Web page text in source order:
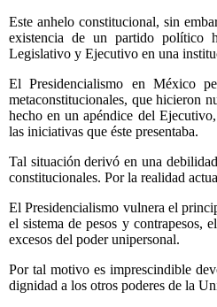
Este anhelo constitucional, sin
existencia de un partido político
Legislativo y Ejecutivo en una
El Presidencialismo en México
metaconstitucionales, que hicieron
hecho en un apéndice del
las iniciativas que éste presentaba.
Tal situación derivó en una
constitucionales. Por la realidad
El Presidencialismo vulnera el
el sistema de pesos y contrapesos,
excesos del poder unipersonal.
Por tal motivo es imprescindible
dignidad a los otros poderes de la